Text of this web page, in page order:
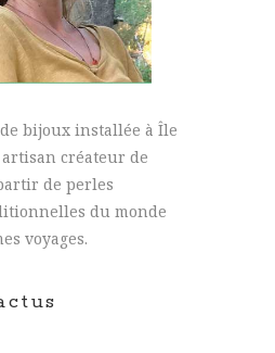
bijoux installée à Île
artisan créateur de
de perles
du monde
voyages.